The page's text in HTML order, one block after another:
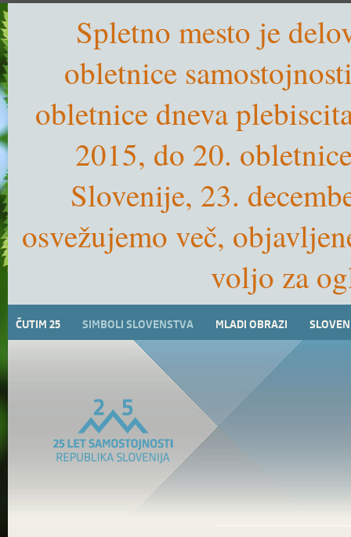
Spletno mesto je
obletnice
obletnice dneva
2015, do 20.
Slovenije, 23.
osvežujemo več,
voljo za
ČUTIM 25 SIMBOLI SLOVENSTVA MLADI OBRAZI